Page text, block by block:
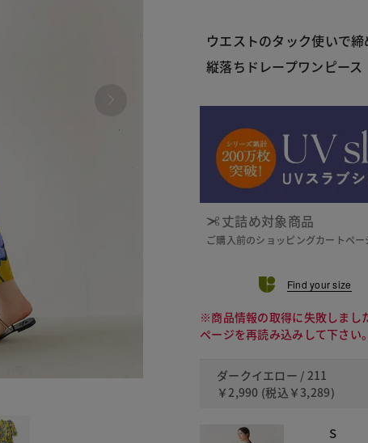
211 ダー
ウエストのタック使いで
縦落ちドレープワンピース
丈詰め対象商品
ご購入前のショッピングカートペ
Find your size
※商品情報の取得に失敗しまし
ページを再読み込みして下さい。
ダークイエロー / 211
￥2,990 (税込 ￥3,289)
S